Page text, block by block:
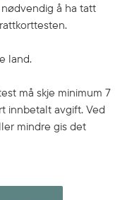
å ha tatt
land.
må skje minimum 7
innbetalt avgift. Ved
mindre gis det